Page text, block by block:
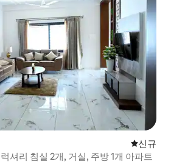
신규 숙소
신규
셔리 침실 2개, 거실, 주방 1개 아파트